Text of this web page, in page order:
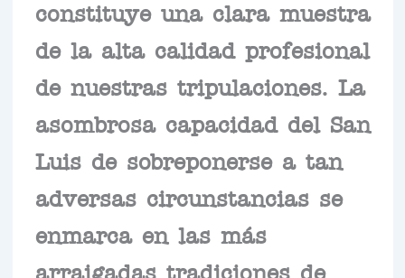
constituye una clara muestra
de la alta calidad profesional
de nuestras tripulaciones. La
asombrosa capacidad del San
Luis de sobreponerse a tan
adversas circunstancias se
enmarca en las más
arraigadas tradiciones de